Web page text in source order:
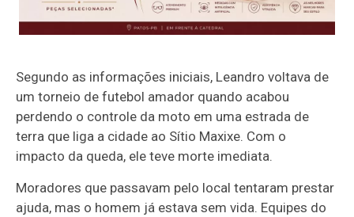
Segundo as informações iniciais, Leandro voltava de
um torneio de futebol amador quando acabou
perdendo o controle da moto em uma estrada de
terra que liga a cidade ao Sítio Maxixe. Com o
impacto da queda, ele teve morte imediata.
Moradores que passavam pelo local tentaram prestar
ajuda, mas o homem já estava sem vida. Equipes do